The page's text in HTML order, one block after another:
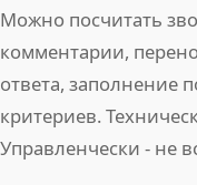
Можно посчитать
комментарии,
ответа, заполнение
критериев.
Управленчески - не